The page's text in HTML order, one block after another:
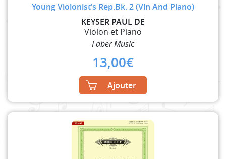
Young Violonist’s Rep.Bk. 2 (Vln And Piano)
KEYSER PAUL DE
Violon et Piano
Faber Music
13,00€
Ajouter